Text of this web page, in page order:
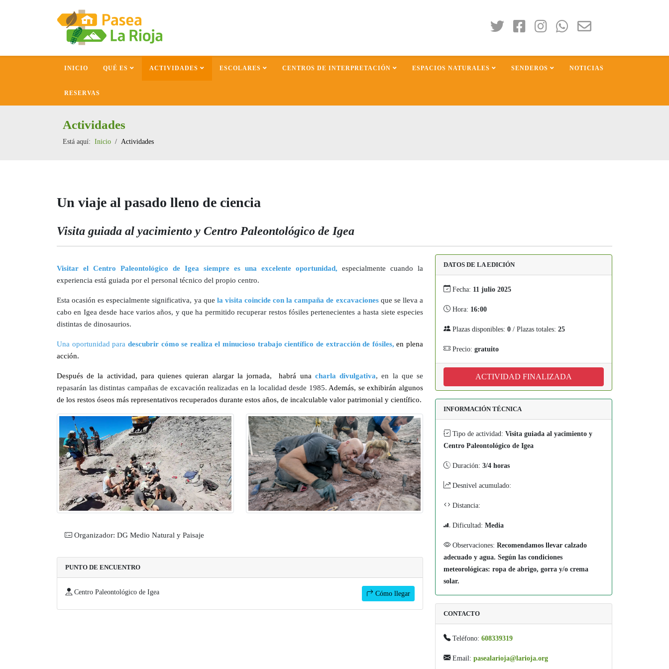
INICIO QUÉ ES ACTIVIDADES ESCOLARES CENTROS DE INTERPRETACIÓN ESPACIOS NATURALES SENDEROS NOTICIAS
RESERVAS
Actividades
Está aquí: Inicio Actividades
Un viaje al pasado lleno de ciencia
Visita guiada al yacimiento y Centro Paleontológico de Igea
Visitar el Centro Paleontológico de Igea siempre es una excelente oportunidad, especialmente cuando la
experiencia está guiada por el personal técnico del propio centro.
Esta ocasión es especialmente significativa, ya que la visita coincide con la campaña de excavaciones que se lleva a
cabo en Igea desde hace varios años, y que ha permitido recuperar restos fósiles pertenecientes a hasta siete especies
distintas de dinosaurios.
Una oportunidad para descubrir cómo se realiza el minucioso trabajo científico de extracción de fósiles,en plena
acción.
Después de la actividad, para quienes quieran alargar la jornada, habrá una charla divulgativa, en la que se
repasarán las distintas campañas de excavación realizadas en la localidad desde 1985. Además, se exhibirán algunos
de los restos óseos más representativos recuperados durante estos años, de incalculable valor patrimonial y científico.
Organizador: DG Medio Natural y Paisaje
PUNTO DE ENCUENTRO
Centro Paleontológico de Igea Cómo llegar
DATOS DE LA EDICIÓN
Fecha: 11 julio 2025
Hora: 16:00
Plazas disponibles: 0 / Plazas totales: 25
Precio: gratuito
ACTIVIDAD FINALIZADA
INFORMACIÓN TÉCNICA
Tipo de actividad: Visita guiada al yacimiento y
Centro Paleontológico de Igea
Duración: 3/4 horas
Desnivel acumulado:
Distancia:
Dificultad: Media
Observaciones: Recomendamos llevar calzado
adecuado y agua. Según las condiciones
meteorológicas: ropa de abrigo, gorra y/o crema
solar.
CONTACTO
Teléfono: 608339319
Email: pasealarioja@larioja.org